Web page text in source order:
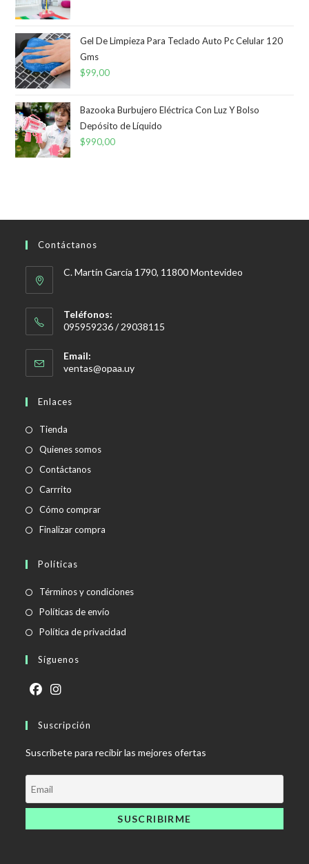
Gel De Limpieza Para Teclado Auto Pc Celular 120
Gms
$99,00
Bazooka Burbujero Eléctrica Con Luz Y Bolso
Depósito de Líquido
$990,00
Contáctanos
C. Martín García 1790, 11800 Montevideo
Teléfonos:
095959236 / 29038115
Email:
ventas@opaa.uySe
Enlaces
Tienda
Quienes somos
Contáctanos
Carrrito
Cómo comprar
Finalizar compra
Políticas
Términos y condicionesSe
Políticas de envío
abre
Política de privacidad
Síguenos
abre
nueva
pestaña
abre
nueva
pestaña
Suscripción
Suscríbete para recibir las mejores ofertas